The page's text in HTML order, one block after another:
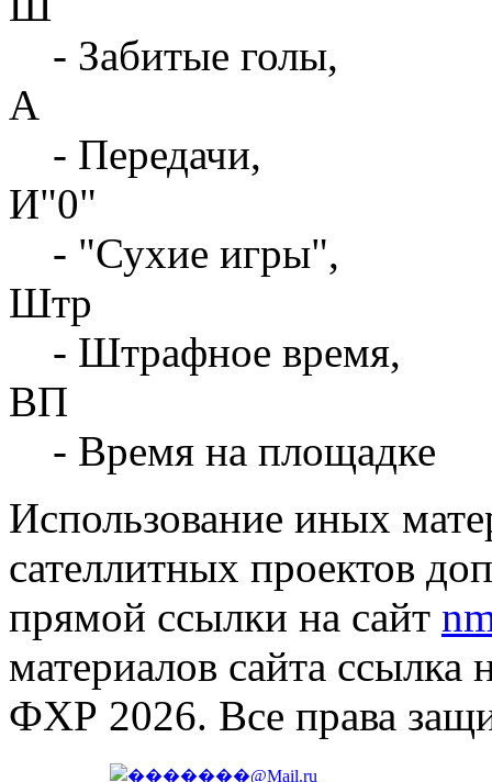
- Забитые голы,
А
- Передачи,
И"0"
- "Сухие игры",
Штр
- Штрафное время,
ВП
- Время на площадке
Использование иных
сателлитных проектов
прямой ссылки на сайт
материалов сайта ссылка
ФХР 2026. Все права